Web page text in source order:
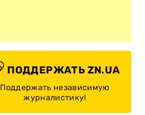
ПОДДЕРЖАТЬ ZN.UA
Поддержать независимую
журналистику!